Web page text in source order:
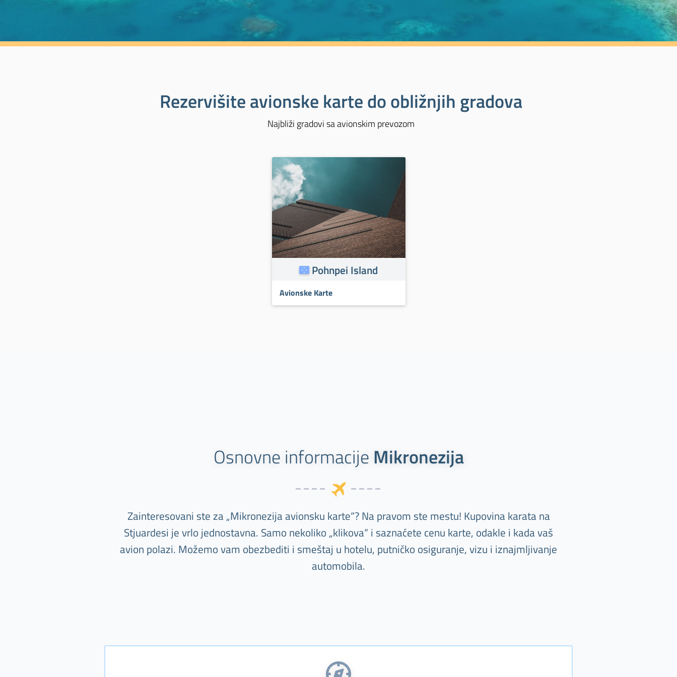
Rezervišite avionske karte do obližnjih gradova
Najbliži gradovi sa avionskim prevozom
Pohnpei Island
Avionske Karte
Osnovne informacije Mikronezija
Zainteresovani ste za „Mikronezija avionsku karte“? Na pravom ste mestu! Kupovina karata na
Stjuardesi je vrlo jednostavna. Samo nekoliko „klikova“ i saznaćete cenu karte, odakle i kada vaš
avion polazi. Možemo vam obezbediti i smeštaj u hotelu, putničko osiguranje, vizu i iznajmljivanje
automobila.